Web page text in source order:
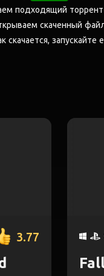
подходящий
скаченный
скачается, запускайте
3.77